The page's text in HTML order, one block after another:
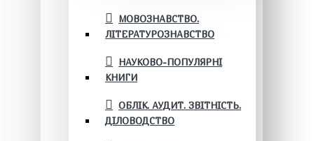
МОВОЗНАВСТВО.
ЛІТЕРАТУРОЗНАВСТВО
НАУКОВО-ПОПУЛЯРНІ
КНИГИ
ОБЛІК. АУДИТ. ЗВІТНІСТЬ.
ДІЛОВОДСТВО